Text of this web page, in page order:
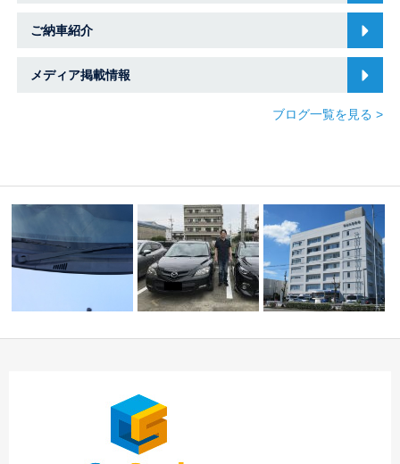
ご納車紹介
メディア掲載情報
ブログ一覧を見る >
☆